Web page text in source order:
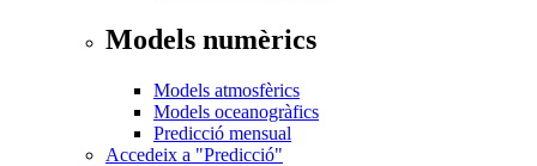
Models numèrics
Models atmosfèrics
Models oceanogràfics
Predicció mensual
Accedeix a "Predicció"